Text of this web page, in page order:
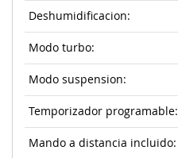
Deshumidificacion:
Modo turbo:
Modo suspension:
Temporizador programable:
Mando a distancia incluido: